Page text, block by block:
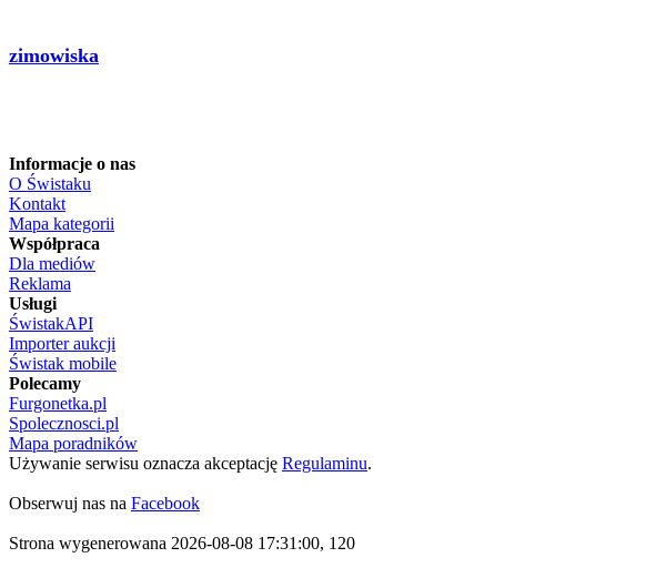
zimowiska
Informacje o nas
O Świstaku
Kontakt
Mapa kategorii
Współpraca
Dla mediów
Reklama
Usługi
ŚwistakAPI
Importer aukcji
Świstak mobile
Polecamy
Furgonetka.pl
Spolecznosci.pl
Mapa poradników
Używanie serwisu oznacza akceptację Regulaminu.
Obserwuj nas na Facebook
Strona wygenerowana 2026-08-08 17:31:00, 120